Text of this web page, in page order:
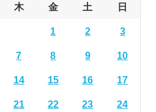
木 金 土 日
1 2 3
7 8 9 10
14 15 16 17
21 22 23 24